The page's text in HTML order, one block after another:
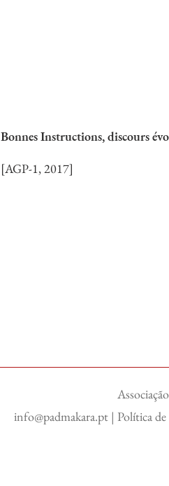
Bonnes Instructions, discours
[AGP-1, 2017]
info@padmakara.pt | Política